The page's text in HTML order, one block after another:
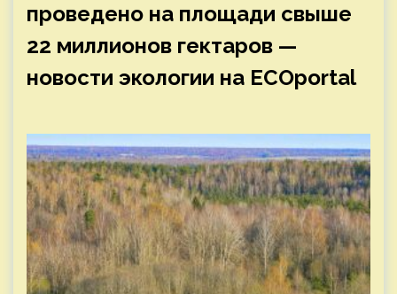
проведено на площади свыше
22 миллионов гектаров —
новости экологии на ECOportal